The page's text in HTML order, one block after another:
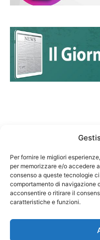
Per fornire le migliori
per memorizzare e/o accedere
consenso a queste tecnologie
comportamento di navigazione
acconsentire o ritirare il
caratteristiche e funzioni.
Federazione
codice
Responsabile sito